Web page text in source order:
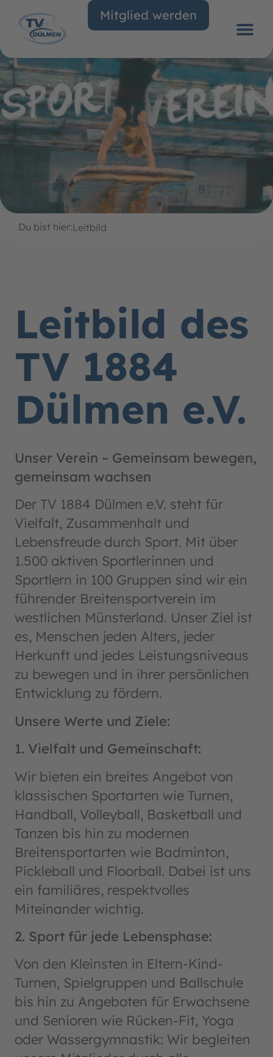
Mitglied werden
Du bist hier:Leitbild
Leitbild des
TV 1884
Dülmen e.V.
Unser Verein – Gemeinsam bewegen,
gemeinsam wachsen
Der TV 1884 Dülmen e.V. steht für
Vielfalt, Zusammenhalt und
Lebensfreude durch Sport. Mit über
1.500 aktiven Sportlerinnen und
Sportlern in 100 Gruppen sind wir ein
führender Breitensportverein im
westlichen Münsterland. Unser Ziel ist
es, Menschen jeden Alters, jeder
Herkunft und jedes Leistungsniveaus
zu bewegen und in ihrer persönlichen
Entwicklung zu fördern.
Unsere Werte und Ziele:
1. Vielfalt und Gemeinschaft:
Wir bieten ein breites Angebot von
klassischen Sportarten wie Turnen,
Handball, Volleyball, Basketball und
Tanzen bis hin zu modernen
Breitensportarten wie Badminton,
Pickleball und Floorball. Dabei ist uns
ein familiäres, respektvolles
Miteinander wichtig.
2. Sport für jede Lebensphase:
Von den Kleinsten in Eltern-Kind-
Turnen, Spielgruppen und Ballschule
bis hin zu Angeboten für Erwachsene
und Senioren wie Rücken-Fit, Yoga
oder Wassergymnastik: Wir begleiten